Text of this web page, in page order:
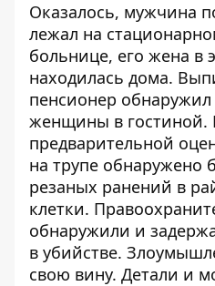
Оказалось, мужчина
лежал на
больнице, его жена в
находилась дома.
пенсионер обнаружил
женщины в гостиной.
предварительной
на трупе обнаружено
резаных ранений в
клетки.
обнаружили и
в убийстве.
свою вину. Детали и